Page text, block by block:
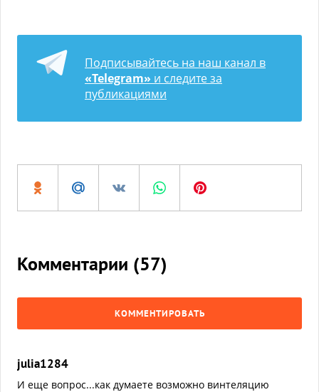
Подписывайтесь на наш канал в
«Telegram» и следите за
публикациями
Комментарии (57)
КОММЕНТИРОВАТЬ
julia1284
И еще вопрос...как думаете возможно винтеляцию